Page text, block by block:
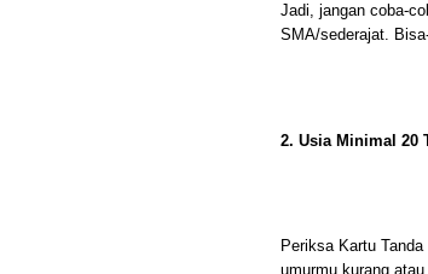
Jadi, jangan coba-
SMA/sederajat.
2. Usia Minimal 20
Periksa Kartu
umurmu kurang atau